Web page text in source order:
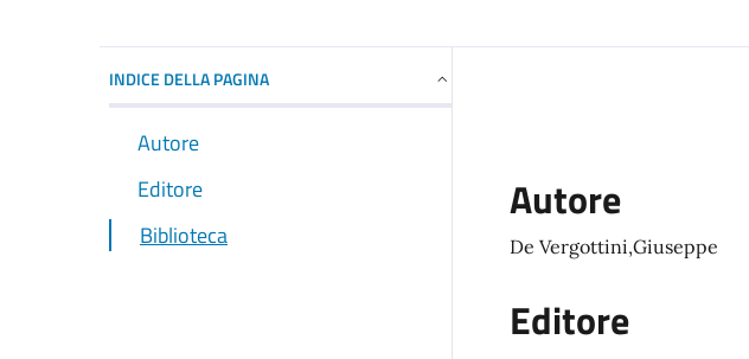
INDICE DELLA PAGINA
Autore
Editore
Biblioteca
Autore
De Vergottini,Giuseppe
Editore